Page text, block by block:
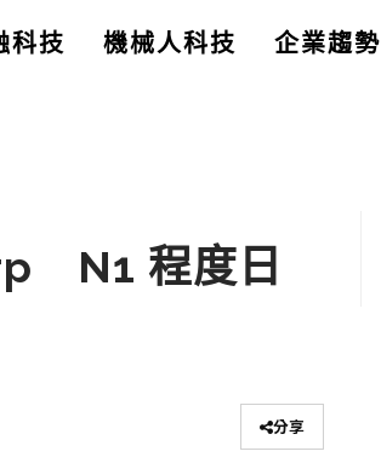
科技 機械人科技 企業趨勢
N1 程度日
分享